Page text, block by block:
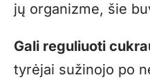
jų organizme, šie
Gali reguliuoti
tyrėjai sužinojo po